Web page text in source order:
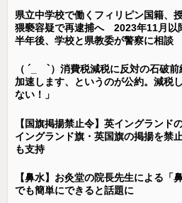
県立中学校で働くフィリピン国籍、
猥褻容疑で再逮捕へ 2023年11月以
半年後、学校と県教委が警察に相談
（ ´_ゝ`）消費税減税に反対の石破
加速します、というのが公約。減税
ない！」
【国旗掲揚禁止令】英イングランド
イングランド旗・英国旗の掲揚を禁
も支持
【鼻水】お灸堂の院長先生による「
でも簡単にできると話題に